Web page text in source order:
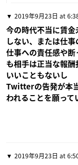
2019年9月23日 at
今の時代不当に賃
しない、または仕
仕事への責任感や断
も相手は正当な報酬
いいこともないし
Twitterの告発が本
われることを願って
2019年9月23日 at